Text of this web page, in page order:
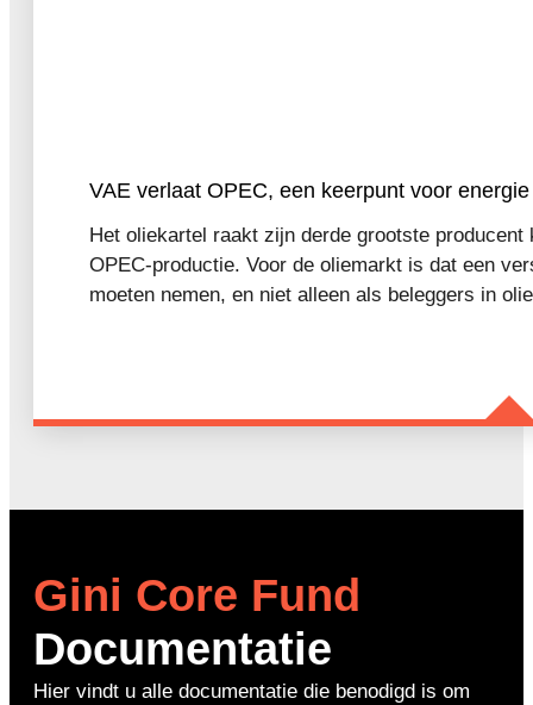
VAE verlaat OPEC, een keerpunt voor
Het oliekartel raakt zijn derde grootste
OPEC-productie. Voor de oliemarkt is dat een
moeten nemen, en niet alleen als beleggers in
Gini Core Fund
Documentatie
Hier vindt u alle documentatie die benodigd is om